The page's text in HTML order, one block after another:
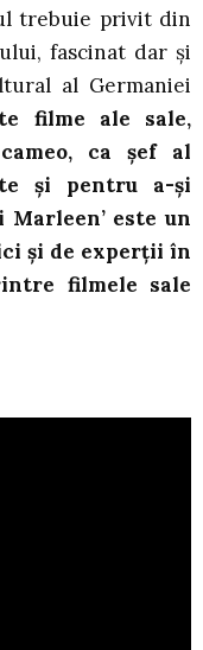
trebuie privit din
fascinat dar și
al Germaniei
filme ale sale,
ca șef al
și pentru a-și
Marleen’ este un
și de experții în
filmele sale